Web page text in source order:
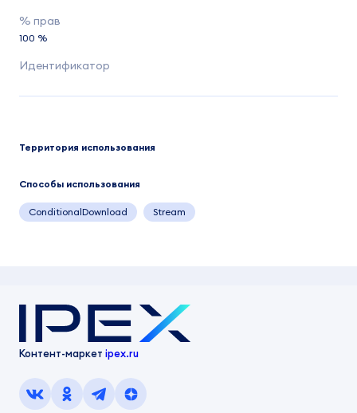
100 %
Территория использования
Способы использования
ConditionalDownload Stream
Контент-маркет ipex.ru